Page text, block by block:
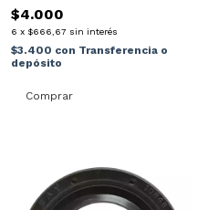
$4.000
6 x $666,67 sin interés
$3.400 con Transferencia o
depósito